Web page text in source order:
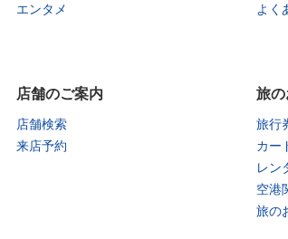
エンタメ
よく
店舗のご案内
店舗検索
来店予約
旅の
旅行
カー
レン
空港
旅の